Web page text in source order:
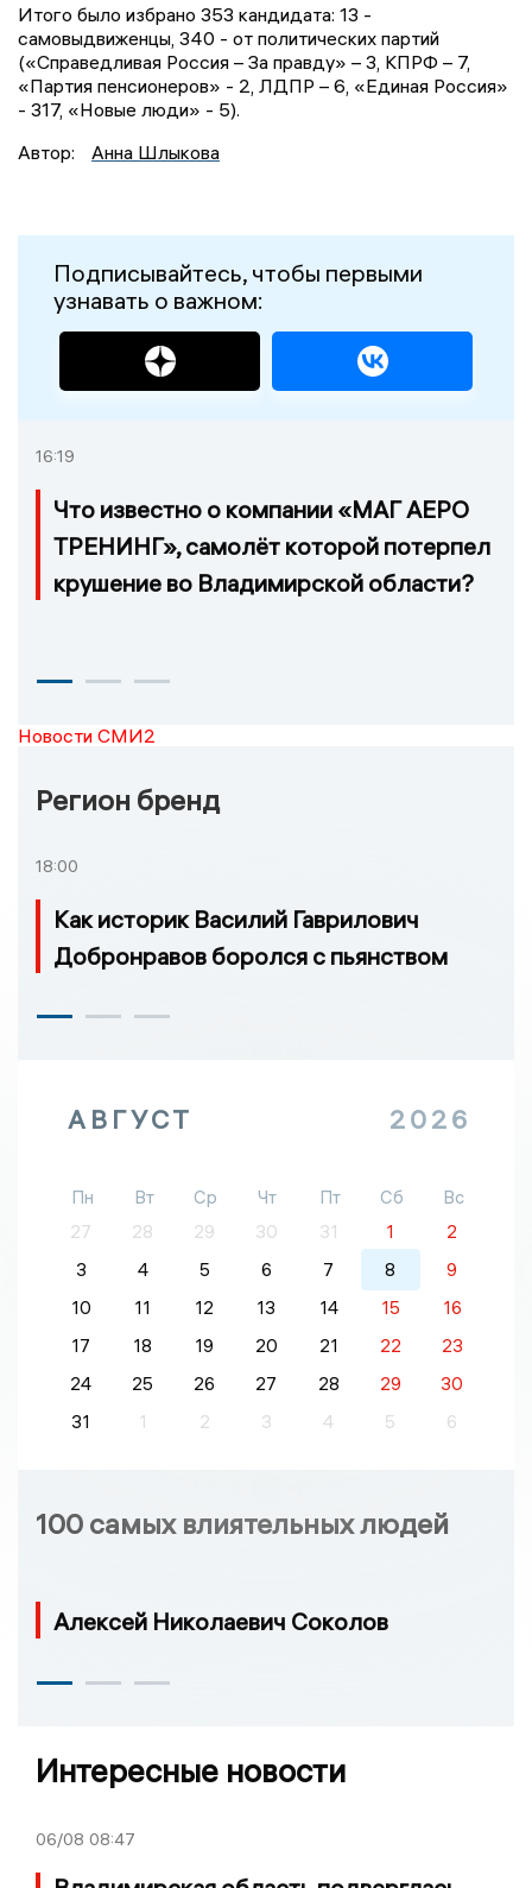
Итого было избрано 353 кандидата: 13 -
самовыдвиженцы, 340 - от политических партий
(«Справедливая Россия – За правду» – 3, КПРФ – 7,
«Партия пенсионеров» - 2, ЛДПР – 6, «Единая Россия»
- 317, «Новые люди» - 5).
Автор:
Анна Шлыкова
Подписывайтесь, чтобы первыми
узнавать о важном:
16:19
Что известно о компании «МАГ АЕРО
ТРЕНИНГ», самолёт которой потерпел
крушение во Владимирской области?
Новости СМИ2
Регион бренд
18:00
Как историк Василий Гаврилович
Добронравов боролся с пьянством
АВГУСТ 2026
Пн Вт Ср Чт Пт Сб
Вс
27
28 29 30 31 1
2
3
4 5 6 7 8
9
10
11 12 13 14 15
16
17
18 19 20 21 22
23
24
25 26 27 28 29
30
31
1 2 3 4 5 6
100 самых влиятельных людей
Алексей Николаевич Соколов
Интересные новости
06/08 08:47